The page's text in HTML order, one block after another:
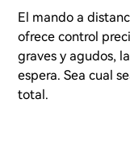
El mando a
ofrece control
graves y agudos,
espera. Sea cual
total.